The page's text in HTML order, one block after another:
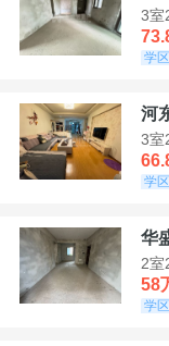
3室
学区
河
3室
学区
华
2室
58
学区